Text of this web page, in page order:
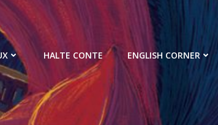
HALTE CONTE ENGLISH CORNER